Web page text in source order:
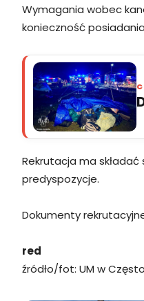
Wymagania wobec
konieczność
Rekrutacja ma
predyspozycje.
Dokumenty
red
źródło/fot: UM w